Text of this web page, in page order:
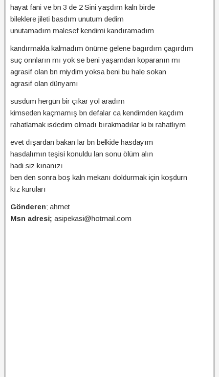
hayat fani ve bn 3 de 2 Sini yaşdım kaln birde
bileklere jileti basdım unutum dedim
unutamadım malesef kendimi kandıramadım
kandırmakla kalmadım önüme gelene bagırdım çagırdım
suç onnların mı yok se beni yaşamdan koparanın mı
agrasif olan bn miydim yoksa beni bu hale sokan
agrasif olan dünyamı
susdum hergün bir çıkar yol aradım
kimseden kaçmamış bn defalar ca kendimden kaçdım
rahatlamak isdedim olmadı bırakmadılar ki bi rahatlıym
evet dışardan bakan lar bn belkide hasdayım
hasdalımın teşisi konuldu lan sonu ölüm alın
hadi siz kınanızı
ben den sonra boş kaln mekanı doldurmak için koşdurn
kız kuruları
Gönderen; ahmet
Msn adresi; asipekasi@hotmail.com